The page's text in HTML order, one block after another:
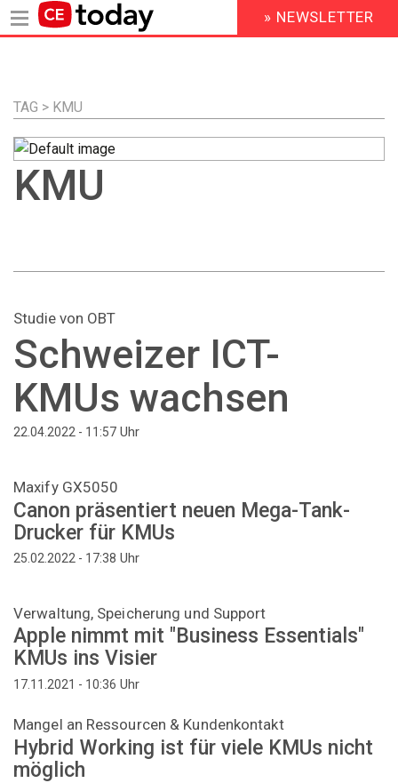
Inhalt
HEADER
MENU
» NEWSLETTER
TAG > KMU
KMU
Studie von OBT
Schweizer ICT-
KMUs wachsen
22.04.2022 - 11:57 Uhr
Maxify GX5050
Canon präsentiert neuen Mega-Tank-
Drucker für KMUs
25.02.2022 - 17:38 Uhr
Verwaltung, Speicherung und Support
Apple nimmt mit "Business Essentials"
KMUs ins Visier
17.11.2021 - 10:36 Uhr
Mangel an Ressourcen & Kundenkontakt
Hybrid Working ist für viele KMUs nicht
möglich